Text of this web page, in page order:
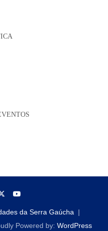
da Serra Gaúcha
Powered by: WordPress